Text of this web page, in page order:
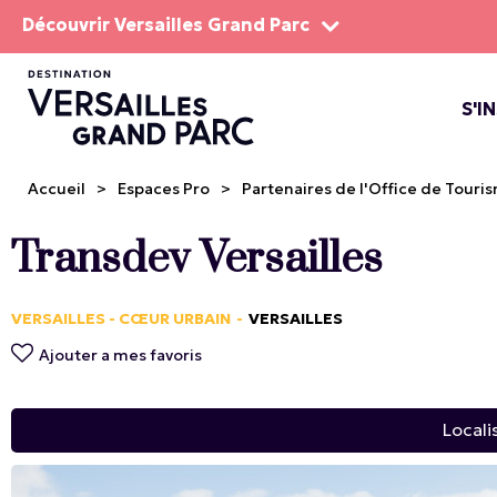
Découvrir Versailles Grand Parc
Accueil > Espaces Pro > Partenaires de l'Office de
Transdev Versailles
VERSAILLES - CŒUR URBAIN
VERSAILLES
Ajouter a mes favoris